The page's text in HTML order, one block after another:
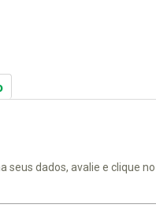
seus dados, avalie e clique